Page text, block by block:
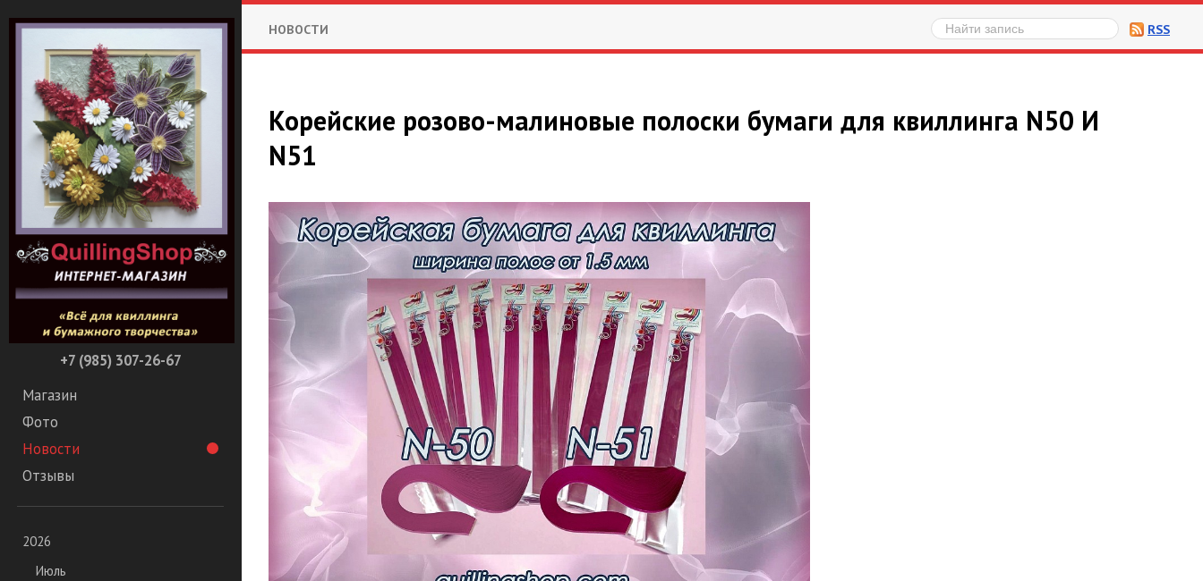
+7 (985) 307-26-67
Магазин
Фото
Новости
Отзывы
2026
Июль
RSS
НОВОСТИ
Корейские розово-малиновые полоски бумаги для квиллинга N50 И
N51